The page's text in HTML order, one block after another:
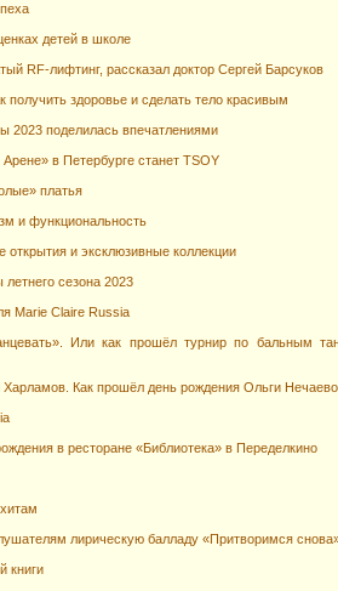
детей в школе
RF-лифтинг, рассказал доктор Сергей Барсуков
здоровье и сделать тело красивым
2023 поделилась впечатлениями
в Петербурге станет TSOY
платья
и функциональность
и эксклюзивные коллекции
сезона 2023
Marie Claire Russia
Или как прошёл турнир по бальным
Как прошёл день рождения Ольги
в ресторане «Библиотека» в Переделкино
лирическую балладу «Притворимся
книги